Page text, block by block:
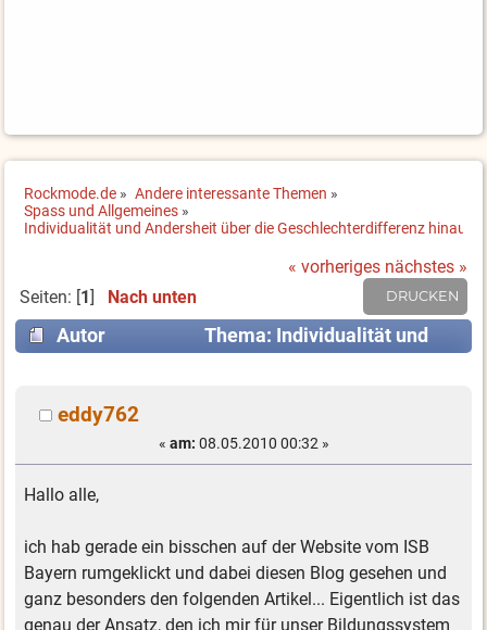
Rockmode.de » Andere interessante Themen »
Spass und Allgemeines »
Individualität und Andersheit über die Geschlechterdifferenz hinaus
« vorheriges nächstes »
DRUCKEN
Seiten: [1] Nach unten
Autor
Thema: Individualität und
(Gelesen 5911 mal)
eddy762
« am: 08.05.2010 00:32 »
Hallo alle,
ich hab gerade ein bisschen auf der Website vom ISB
Bayern rumgeklickt und dabei diesen Blog gesehen und
ganz besonders den folgenden Artikel... Eigentlich ist das
genau der Ansatz, den ich mir für unser Bildungssystem